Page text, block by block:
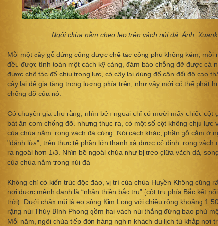
Ngôi chùa nằm cheo leo trên vách núi đá. Ảnh:
Mỗi một cây gỗ đứng cũng được chế tác công phu không kém, mỗi
đều được tính toán một cách kỹ càng, đảm báo chỗng đỡ được cả
được chế tác để chịu trọng lực, có cây lại dùng để cân đối độ cao
cây lại để gia tăng trọng lượng phía trên, như vậy mới có thể phát
chống đỡ của nó.
Có chuyên gia cho rằng, nhìn bên ngoài chỉ có mười mấy chiếc cột
bát ăn cơm chống đỡ. nhưng thực ra, có một số cột không chịu lực
của chùa nằm trong vách đá cứng. Nói cách khác, phần gỗ cắm ở
"đánh lừa", trên thực tế phần lớn thanh xà được cố định trong vách
ra ngoài hơn 1/3. Nhìn bề ngoài chùa như bị treo giữa vách đá,
của chùa nằm trong núi đá.
Không chỉ có kiến trúc độc đáo, vị trí của chùa Huyền Không cũng
nơi được mệnh danh là “nhân thiên bắc trụ” (cột trụ phía Bắc kết
trời). Dưới chân núi là eo sông Kim Long với chiều rộng khoảng
rặng núi Thúy Bình Phong gồm hai vách núi thẳng đứng bao phủ
Mỗi năm, ngôi chùa tiếp đón hàng nghìn khách du lịch từ khắp nơi